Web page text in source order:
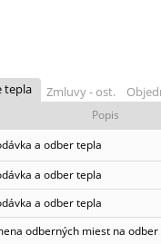
tepla Zmluvy - ost.
Popis
a odber tepla
a odber tepla
a odber tepla
odberných miest na